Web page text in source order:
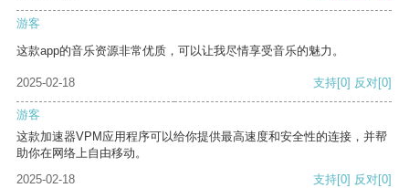
游客
这款app的音乐资源非常优质，可以让我尽情享受音乐的魅力。
2025-02-18 支持[0] 反对[0]
游客
这款加速器VPM应用程序可以给你提供最高速度和安全性的连接，并帮
助你在网络上自由移动。
2025-02-18
支持[0] 反对[0]